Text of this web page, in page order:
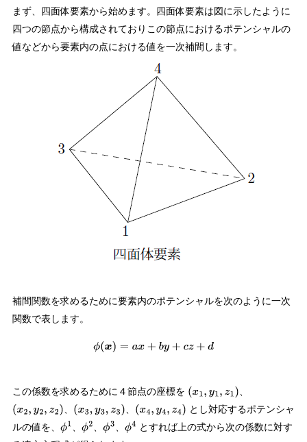
まず、四面体要素から始めます。四面体要素は図に示したように
四つの節点から構成されておりこの節点におけるポテンシャルの
値などから要素内の点における値を一次補間します。
補間関数を求めるために要素内のポテンシャルを次のように一次
関数で表します。
ϕ(x )=ax+by+ cz+d
この係数を求めるために４節点の座標を (x1,y 1,z1)
、
(x2,y 2,z2) 、 (x3,y3,z3) 、 (x4,y 4,z4)
とし対応するポテンシャ
ルの値を、 ϕ1 、ϕ2 、ϕ3 、 ϕ4
とすれば上の式から次の係数に対す